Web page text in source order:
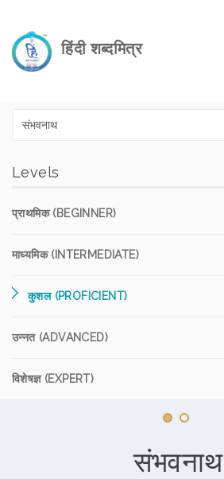
हिंदी शब्दमित्र
Levels
प्राथमिक (BEGINNER)
माध्यमिक (INTERMEDIATE)
कुशल (PROFICIENT)
उन्नत (ADVANCED)
विशेषज्ञ (EXPERT)
संभवनाथ